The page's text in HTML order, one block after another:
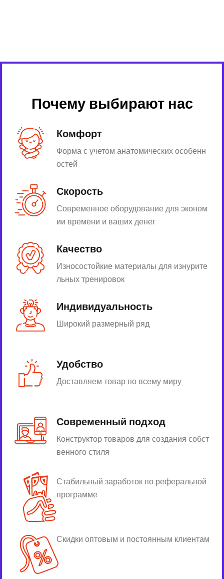
Почему выбирают нас
Комфорт
Форма с учетом анатомических особенн
остей
Скорость
Современное оборудование для эконом
ии времени и ваших денег
Качество
Износостойкие материалы для изнурите
льных тренировок
Индивидуальность
Широкий размерный ряд
Удобство
Доставляем товар по всему миру
Современный подход
Конструктор товаров для создания собст
венного стиля
Стабильный заработок по реферальной
программе
Скидки оптовым и постоянным клиентам